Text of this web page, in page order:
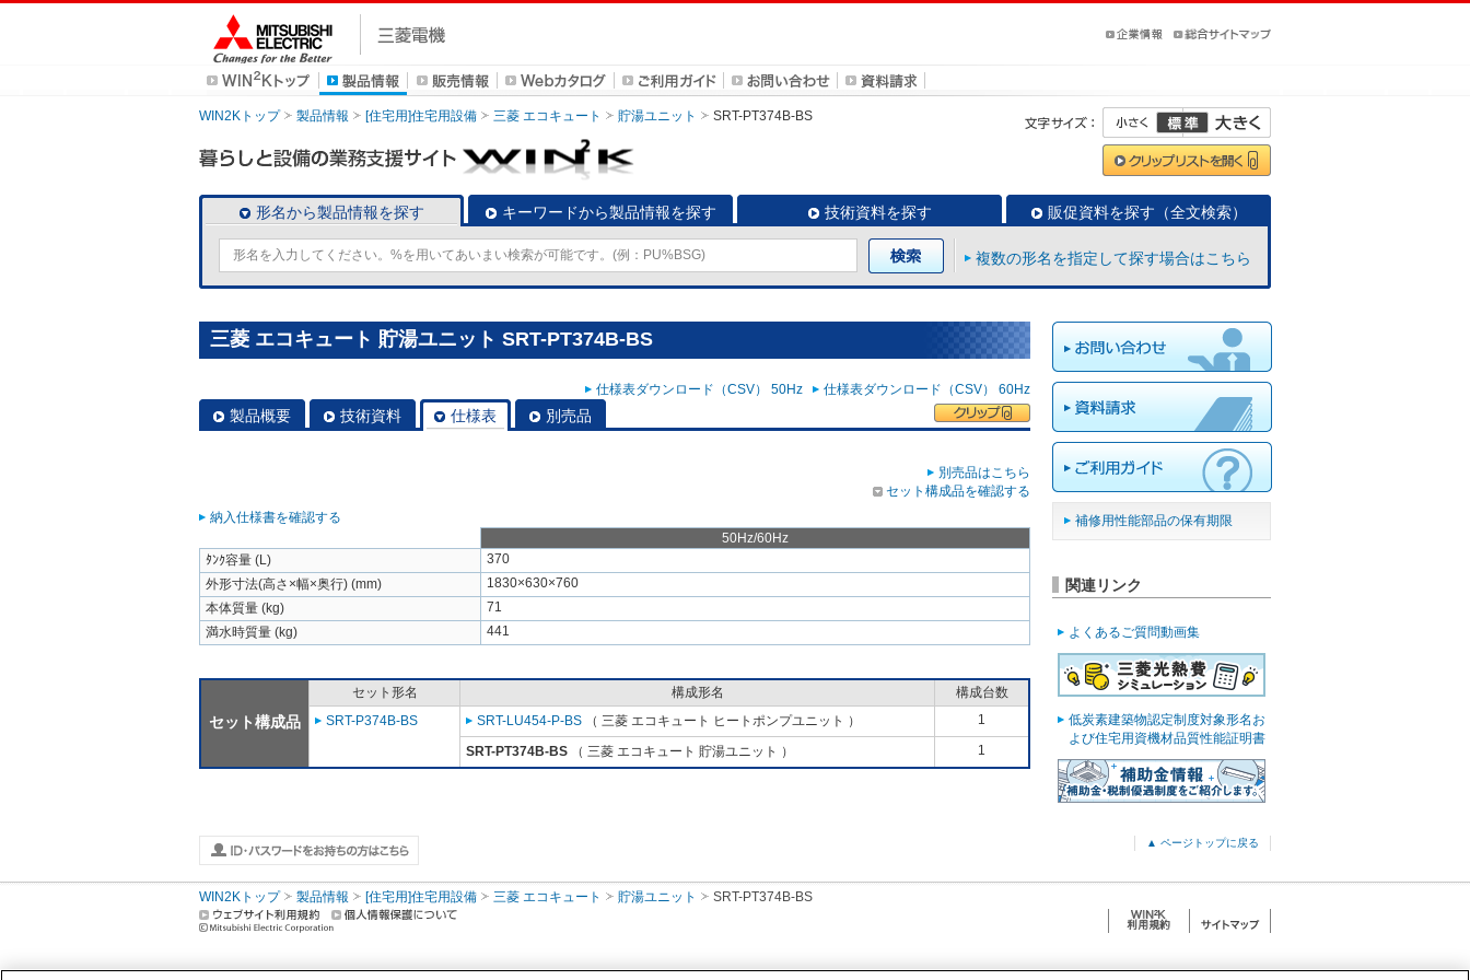
WIN2Kトップ 製品情報 [住宅用]住宅用設備 三菱 エコキュート 貯湯ユニット SRT-PT374B-BS
形名から製品情報を探す キーワードから製品情報を探す 技術資料を探す 販促資料を探す（全文検索）
複数の形名を指定して探す場合はこちら
三菱 エコキュート 貯湯ユニット SRT-PT374B-BS
仕様表ダウンロード（CSV） 50Hz 仕様表ダウンロード（CSV） 60Hz
製品概要 技術資料 仕様表 別売品
別売品はこちら
セット構成品を確認する
納入仕様書を確認する
50Hz/60Hz
ﾀﾝｸ容量 (L)
370
外形寸法(高さ×幅×奥行) (mm)
1830×630×760
本体質量 (kg)
71
満水時質量 (kg)
441
セット構成品
セット形名 構成形名
構成台数
SRT-P374B-BS
SRT-LU454-P-BS （ 三菱 エコキュート ヒートポンプユニット ） 1
SRT-PT374B-BS （ 三菱 エコキュート 貯湯ユニット ） 1
補修用性能部品の保有期限
関連リンク
よくあるご質問動画集
低炭素建築物認定制度対象形名お
よび住宅用資機材品質性能証明書
▲ ページトップに戻る
WIN2Kトップ 製品情報 [住宅用]住宅用設備 三菱 エコキュート 貯湯ユニット SRT-PT374B-BS